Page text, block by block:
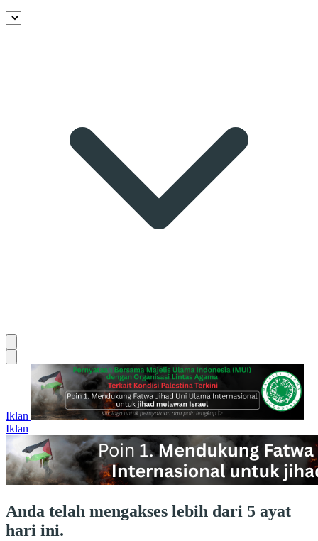
Iklan
Iklan
Anda telah mengakses lebih dari 5 ayat
hari ini.